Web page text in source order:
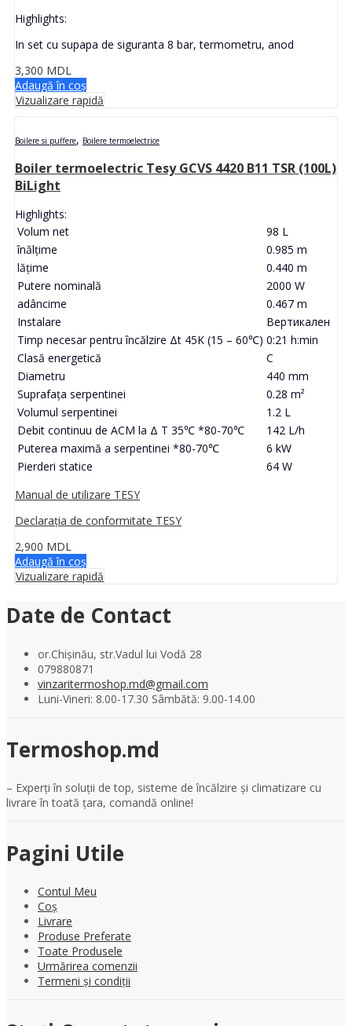
Highlights:
In set cu supapa de siguranta 8 bar, termometru, anod
3,300 MDL
Adaugă în coș
Vizualizare rapidă
Boilere si puffere, Boilere termoelectrice
Boiler termoelectric Tesy GCVS 4420 B11 TSR (100L)
BiLight
Highlights:
Volum net
98 L
înălţime
0.985 m
lăţime
0.440 m
Putere nominală
2000 W
adâncime
0.467 m
Instalare
Вертикален
Timp necesar pentru încălzire Δt 45K (15 – 60℃) 0:21 h:min
Clasă energetică
C
Diametru
440 mm
Suprafaţa serpentinei
0.28 m²
Volumul serpentinei
1.2 L
Debit continuu de ACM la Δ T 35℃ *80-70℃
142 L/h
Puterea maximă a serpentinei *80-70℃
6 kW
Pierderi statice
64 W
Manual de utilizare TESY
Declarația de conformitate TESY
2,900 MDL
Adaugă în coș
Vizualizare rapidă
Date de Contact
or.Chișinău, str.Vadul lui Vodă 28
079880871
vinzaritermoshop.md@gmail.com
Luni-Vineri: 8.00-17.30 Sâmbătă: 9.00-14.00
Termoshop.md
– Experți în soluții de top, sisteme de încălzire și climatizare cu
livrare în toată țara, comandă online!
Pagini Utile
Contul Meu
Coș
Livrare
Produse Preferate
Toate Produsele
Urmărirea comenzii
Termeni și condiții